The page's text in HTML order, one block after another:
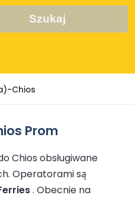
Szukaj
Chios
Prom
Chios obsługiwane
Operatorami są
. Obecnie na